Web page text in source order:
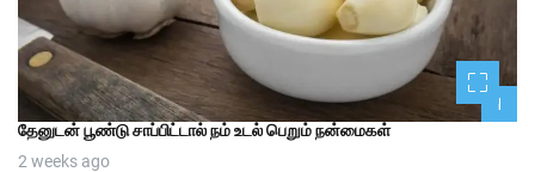
1
தேனுடன் பூண்டு சாப்பிட்டால் நம் உடல் பெறும் நன்மைகள்
2 weeks ago